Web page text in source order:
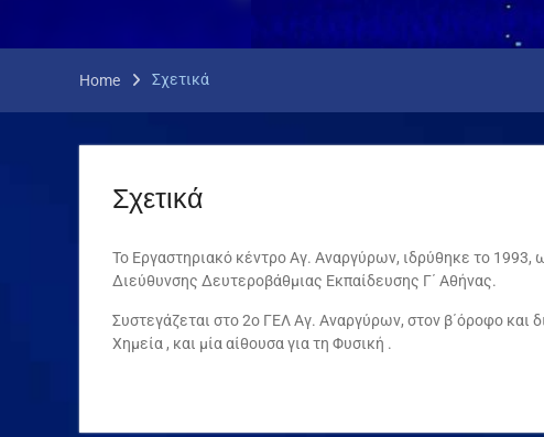
Home Σχετικά
Σχετικά
Το Εργαστηριακό κέντρο Αγ. Αναργύρων, ιδρύθηκε το
Διεύθυνσης Δευτεροβάθμιας Εκπαίδευσης Γ΄ Αθήνας.
Συστεγάζεται στο 2ο ΓΕΛ Αγ. Αναργύρων, στον β΄όροφο και
Χημεία , και μία αίθουσα για τη Φυσική .